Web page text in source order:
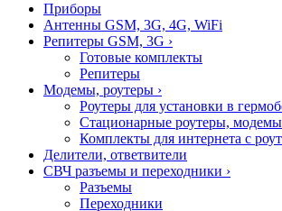
Приборы
Антенны GSM, 3G, 4G, WiFi
Репитеры GSM, 3G ›
Готовые комплекты
Репитеры
Модемы, роутеры ›
Роутеры для установки в
Стационарные роутеры, модемы
Комплекты для интернета с
Делители, ответвители
СВЧ разъемы и переходники ›
Разъемы
Переходники